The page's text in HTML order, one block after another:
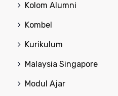
Kolom Alumni
Kombel
Kurikulum
Malaysia Singapore
Modul Ajar